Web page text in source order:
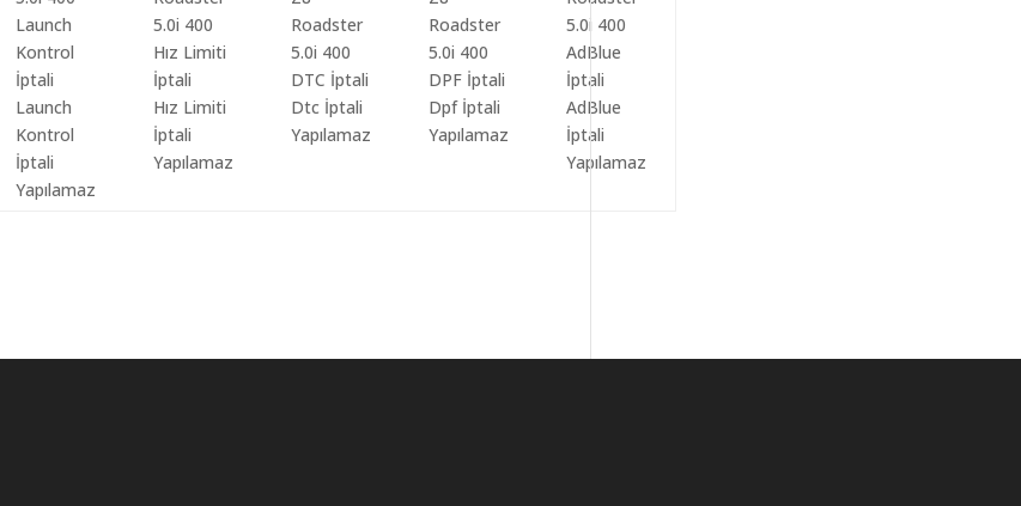
Launch
Kontrol
İptali
Yapılamaz
Hız Limiti
İptali
Yapılamaz
Dtc İptali
Yapılamaz
Dpf İptali
Yapılamaz
AdBlue
İptali
Yapılamaz